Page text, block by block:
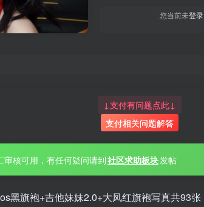
您当前未登录
↓支付有问题点此↓
支付相关问题解答
核可用，有任何疑问请到社区求助板块发帖
黑旗袍+吉他妹妹2.0+大凤红旗袍写真共93张